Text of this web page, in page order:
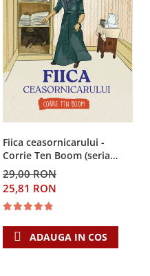
Fiica ceasornicarului -
Corrie Ten Boom (seria
biografii)
29,00 RON
25,81 RON
ADAUGA IN COS